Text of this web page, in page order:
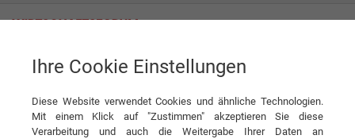
Nelly Solutions GmbH
Ihre Cookie Einstellungen
Diese Website verwendet Cookies und ähnliche Technologien.
Mit einem Klick auf "Zustimmen" akzeptieren Sie diese
Verarbeitung und auch die Weitergabe Ihrer Daten an